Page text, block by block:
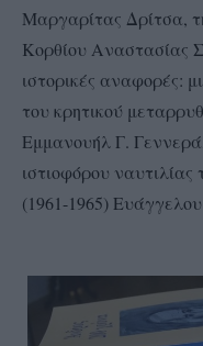
Μαργαρίτας Δρίτσα,
Κορθίου Αναστασίας
ιστορικές αναφορές:
του κρητικού
Εμμανουήλ Γ.
ιστιοφόρου
(1961-1965)